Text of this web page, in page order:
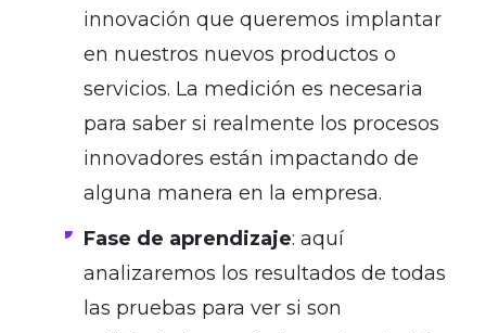
innovación que queremos implantar
en nuestros nuevos productos o
servicios. La medición es necesaria
para saber si realmente los procesos
innovadores están impactando de
alguna manera en la empresa.
Fase de aprendizaje: aquí
analizaremos los resultados de todas
las pruebas para ver si son